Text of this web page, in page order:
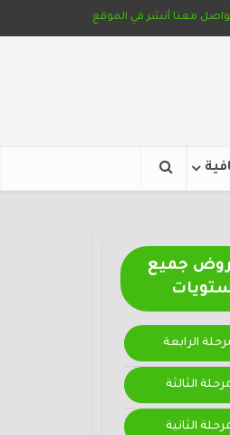
معنا أنشر في الموقع
جميع